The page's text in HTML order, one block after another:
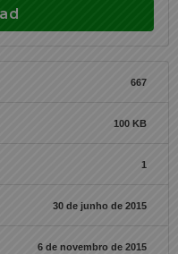
667
100 KB
1
30 de junho de 2015
6 de novembro de 2015